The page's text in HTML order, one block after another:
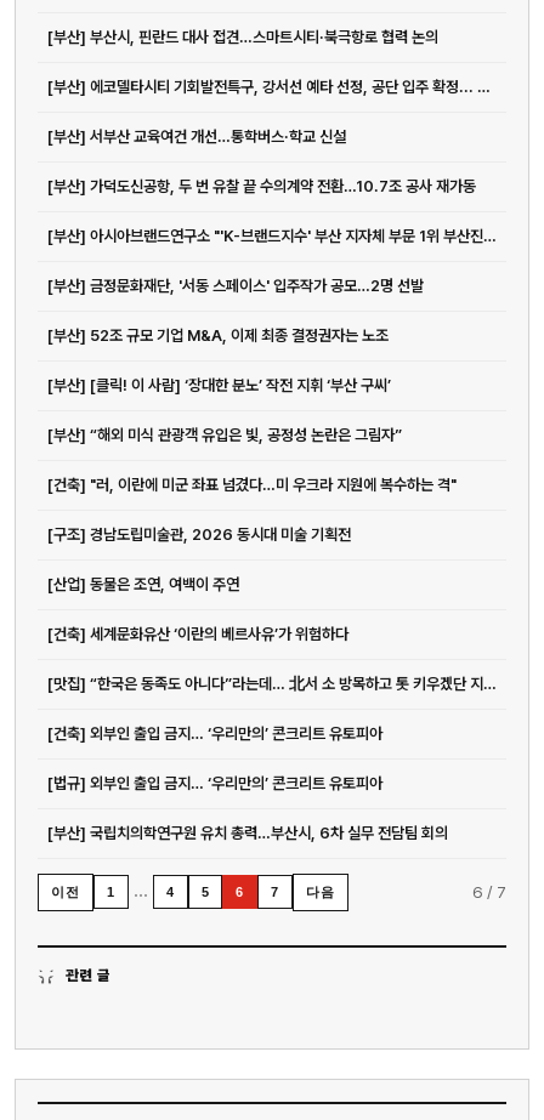
[부산] 부산시, 핀란드 대사 접견…스마트시티·북극항로 협력 논의
[부산] 에코델타시티 기회발전특구, 강서선 예타 선정, 공단 입주 확정... 탄력...
[부산] 서부산 교육여건 개선…통학버스·학교 신설
[부산] 가덕도신공항, 두 번 유찰 끝 수의계약 전환…10.7조 공사 재가동
[부산] 아시아브랜드연구소 "'K-브랜드지수' 부산 지자체 부문 1위 부산진구"
[부산] 금정문화재단, '서동 스페이스' 입주작가 공모…2명 선발
[부산] 52조 규모 기업 M&A, 이제 최종 결정권자는 노조
[부산] [클릭! 이 사람] ‘장대한 분노’ 작전 지휘 ‘부산 구씨’
[부산] “해외 미식 관광객 유입은 빛, 공정성 논란은 그림자”
[건축] "러, 이란에 미군 좌표 넘겼다…미 우크라 지원에 복수하는 격"
[구조] 경남도립미술관, 2026 동시대 미술 기획전
[산업] 동물은 조연, 여백이 주연
[건축] 세계문화유산 ‘이란의 베르사유’가 위험하다
[맛집] “한국은 동족도 아니다”라는데… 北서 소 방목하고 톳 키우겠단 지자...
[건축] 외부인 출입 금지… ‘우리만의’ 콘크리트 유토피아
[법규] 외부인 출입 금지… ‘우리만의’ 콘크리트 유토피아
[부산] 국립치의학연구원 유치 총력…부산시, 6차 실무 전담팀 회의
이전 1 … 4 5 6 7 다음 6 / 7
관련 글